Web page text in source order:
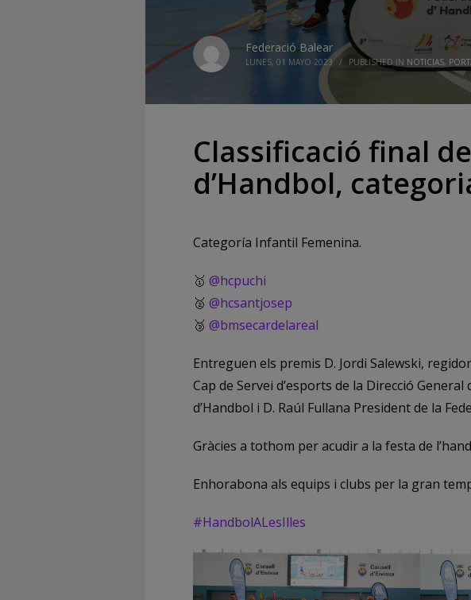
Federació Balear
LUNES, 01 MAYO 2023 / PUBLISHED IN NOTICIAS,
Classificació final
d’Handbol,
Categoría Infantil Femenina.
🥇 @hcpuchi
🥈 @hcsantjosep
🥉 @bmsecardelareal
Entreguen els premis D. Jordi Salewski,
Cap de Servei d’esports de la Direcció
d’Handbol i D. Raúl Fullana President de la
Gràcies a tothom per acudir a la festa de
Enhorabona als equips i clubs per la gran
#HandbolALesIlles